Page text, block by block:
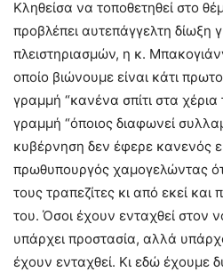
Κληθείσα να τοποθετηθεί στο
προβλέπει αυτεπάγγελτη δίωξη
πλειστηριασμών, η κ.
οποίο βιώνουμε είναι κάτι
γραμμή “κανένα σπίτι στα χέρια
γραμμή “όποιος διαφωνεί
κυβέρνηση δεν έφερε κανενός
πρωθυπουργός χαμογελώντας
τους τραπεζίτες κι από εκεί
του. Όσοι έχουν ενταχθεί στον
υπάρχει προστασία, αλλά
έχουν ενταχθεί. Κι εδώ έχουμε